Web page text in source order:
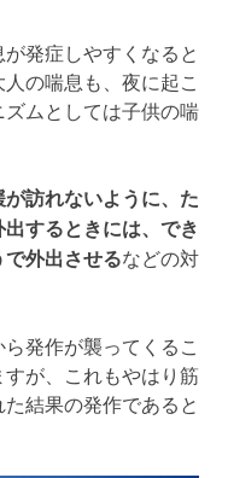
発症しやすくなると
の喘息も、夜に起こ
ムとしては子供の喘
訪れないように、た
するときには、でき
外出させるなどの対
発作が襲ってくるこ
が、これもやはり筋
結果の発作であると